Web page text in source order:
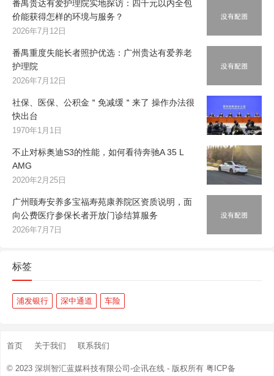
番禺贵达有爱护理院实地探访：四千元以内全包
价能获得怎样的环境与服务？
2026年7月12日
番禺重度失能长者照护优选：广州贵达有爱养老
护理院
2026年7月12日
社保、医保、公积金＂免减缓＂来了 操作办法很
快出台
1970年1月1日
不止对标奥迪S3的性能，如何看待奔驰A 35 L
AMG
2020年2月25日
广州颐寿安养多宝福寿苑康养院区资质说明，面
向公费医疗参保长者开放门诊结算服务
2026年7月7日
标签
浦发银行 深中通道 车险
首页 关于我们 联系我们
© 2023 深圳智汇蓝媒科技有限公司-企讯在线 - 版权所有 粤ICP备